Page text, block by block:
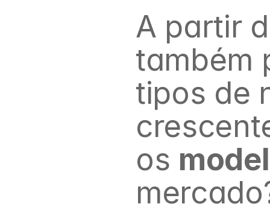
A partir
também
tipos de
os